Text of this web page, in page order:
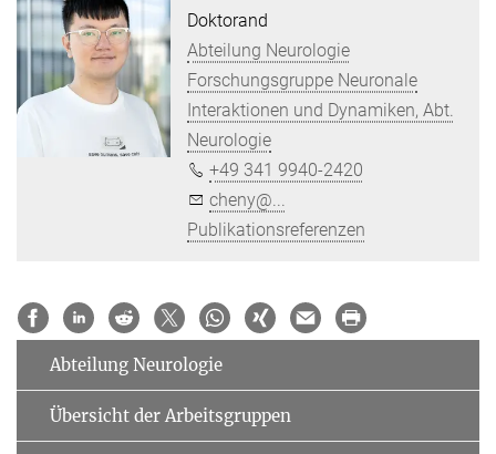
Doktorand
Abteilung Neurologie
Forschungsgruppe Neuronale
Interaktionen und Dynamiken, Abt.
Neurologie
+49 341 9940-2420
cheny@...
Publikationsreferenzen
Abteilung Neurologie
Übersicht der Arbeitsgruppen